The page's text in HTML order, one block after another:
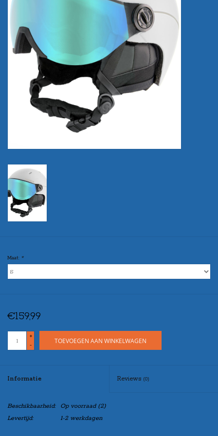
Maat: *
€159,99
+
-
TOEVOEGEN AAN WINKELWAGEN
Informatie Reviews (0)
Beschikbaarheid: Op voorraad(2)
Levertijd:
1-2 werkdagen